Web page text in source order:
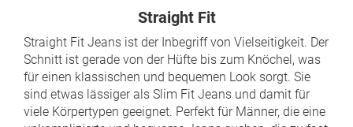
Straight Fit
Straight Fit Jeans ist der Inbegriff von Vielseitigkeit. Der
Schnitt ist gerade von der Hüfte bis zum Knöchel, was
für einen klassischen und bequemen Look sorgt. Sie
sind etwas lässiger als Slim Fit Jeans und damit für
viele Körpertypen geeignet. Perfekt für Männer, die eine